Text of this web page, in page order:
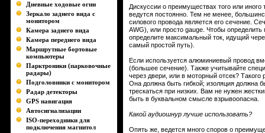
Дневные ходовые огни
Зеркало заднего вида с
монитором
Камера заднего вида
Камера переднего вида
Маршрутные бортовые
компьютеры
Парктроники (парковочные
радары)
Подголовники с монитором
Радар детекторы
GPS навигация
Автосигнализации
ISO-переходники для
подключения магнитол
Дискуссии о преимуществах того или
ведутся постоянно. Тем не менее,
силового провода является его сечение.
AWG), или просто gauge. Чтобы
определите максимальный ток, идущий
самый простой путь).
Если используется алюминиевый провод
(большее сечение). Также учитывайте
через двери, или в моторный отсек?
Она должна быть гибкой; изоляция должна
трескаться при низких. Вам не нужен
быть в буквальном смысле взрывоопасна.
Какой аудиошнур лучше использовать?
Опять же, ведется много споров о